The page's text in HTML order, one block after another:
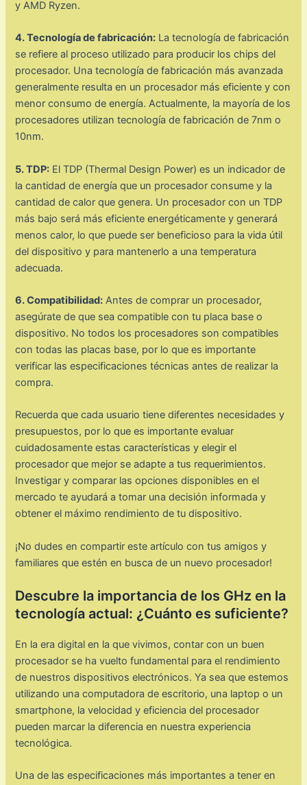
y AMD Ryzen.
4. Tecnología de fabricación: La tecnología de fabricación
se refiere al proceso utilizado para producir los chips del
procesador. Una tecnología de fabricación más avanzada
generalmente resulta en un procesador más eficiente y con
menor consumo de energía. Actualmente, la mayoría de los
procesadores utilizan tecnología de fabricación de 7nm o
10nm.
5. TDP: El TDP (Thermal Design Power) es un indicador de
la cantidad de energía que un procesador consume y la
cantidad de calor que genera. Un procesador con un TDP
más bajo será más eficiente energéticamente y generará
menos calor, lo que puede ser beneficioso para la vida útil
del dispositivo y para mantenerlo a una temperatura
adecuada.
6. Compatibilidad: Antes de comprar un procesador,
asegúrate de que sea compatible con tu placa base o
dispositivo. No todos los procesadores son compatibles
con todas las placas base, por lo que es importante
verificar las especificaciones técnicas antes de realizar la
compra.
Recuerda que cada usuario tiene diferentes necesidades y
presupuestos, por lo que es importante evaluar
cuidadosamente estas características y elegir el
procesador que mejor se adapte a tus requerimientos.
Investigar y comparar las opciones disponibles en el
mercado te ayudará a tomar una decisión informada y
obtener el máximo rendimiento de tu dispositivo.
¡No dudes en compartir este artículo con tus amigos y
familiares que estén en busca de un nuevo procesador!
Descubre la importancia de los GHz en la
tecnología actual: ¿Cuánto es suficiente?
En la era digital en la que vivimos, contar con un buen
procesador se ha vuelto fundamental para el rendimiento
de nuestros dispositivos electrónicos. Ya sea que estemos
utilizando una computadora de escritorio, una laptop o un
smartphone, la velocidad y eficiencia del procesador
pueden marcar la diferencia en nuestra experiencia
tecnológica.
Una de las especificaciones más importantes a tener en